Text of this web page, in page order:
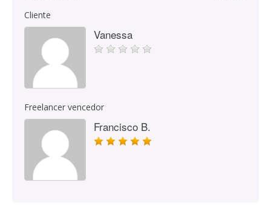
Cliente
Vanessa
Freelancer vencedor
Francisco B.